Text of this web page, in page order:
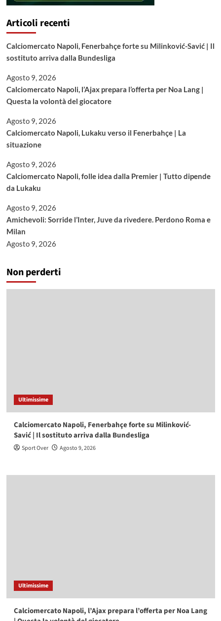
Articoli recenti
Calciomercato Napoli, Fenerbahçe forte su Milinković-Savić | Il
sostituto arriva dalla Bundesliga
Agosto 9, 2026
Calciomercato Napoli, l’Ajax prepara l’offerta per Noa Lang |
Questa la volontà del giocatore
Agosto 9, 2026
Calciomercato Napoli, Lukaku verso il Fenerbahçe | La
situazione
Agosto 9, 2026
Calciomercato Napoli, folle idea dalla Premier | Tutto dipende
da Lukaku
Agosto 9, 2026
Amichevoli: Sorride l’Inter, Juve da rivedere. Perdono Roma e
Milan
Agosto 9, 2026
Non perderti
Ultimissime
Calciomercato Napoli, Fenerbahçe forte su Milinković-
Savić | Il sostituto arriva dalla Bundesliga
Sport Over Agosto 9, 2026
Ultimissime
Calciomercato Napoli, l’Ajax prepara l’offerta per Noa Lang